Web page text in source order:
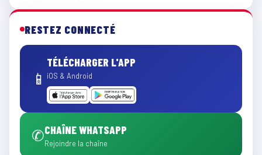
RESTEZ CONNECTÉ
📱
TÉLÉCHARGER L'APP
iOS & Android
✆CHAÎNE WHATSAPP
Rejoindre la chaîne